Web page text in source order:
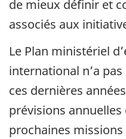
de mieux définir et
associés aux
Le Plan ministériel
international n’a
ces dernières
prévisions
prochaines